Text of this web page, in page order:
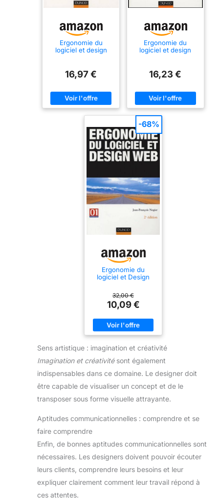
Ergonomie du
logiciel et design
utilisateur
16,97 €
Ergonomie du
logiciel et design
16,23 €
Ergonomie du
logiciel et Design
32,00 €
10,09 €
-68%
Sens artistique : imagination et créativité
Imagination et créativitésont également
indispensables dans ce domaine. Le designer doit
être capable de visualiser un concept et de le
transposer sous forme visuelle attrayante.
Aptitudes communicationnelles : comprendre et se
faire comprendre
Enfin, de bonnes aptitudes communicationnelles sont
nécessaires. Les designers doivent pouvoir écouter
leurs clients, comprendre leurs besoins et leur
expliquer clairement comment leur travail répond à
ces attentes.